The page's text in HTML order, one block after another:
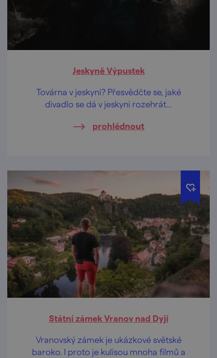
Jeskyně Výpustek
Továrna v jeskyni? Přesvědčte se, jaké
divadlo se dá v jeskyni rozehrát...
prohlédnout
Státní zámek Vranov nad Dyjí
Vranovský zámek je ukázkové světské
baroko. I proto je kulisou mnoha filmů a